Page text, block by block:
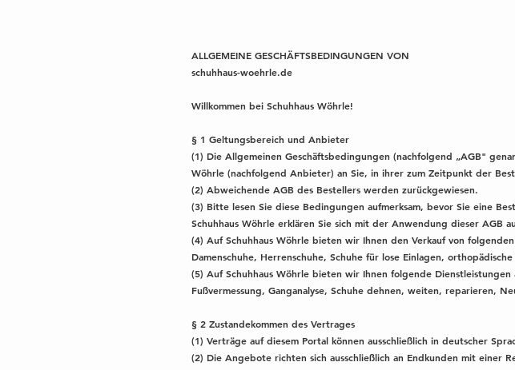
ALLGEMEINE GESCHÄFTSBEDINGUNGEN VON
schuhhaus-woehrle.de
Willkommen bei Schuhhaus Wöhrle!
§ 1 Geltungsbereich und Anbieter
(1) Die Allgemeinen Geschäftsbedingungen (nachfolgend „AGB"
Wöhrle (nachfolgend Anbieter) an Sie, in ihrer zum Zeitpunkt der
(2) Abweichende AGB des Bestellers werden zurückgewiesen.
(3) Bitte lesen Sie diese Bedingungen aufmerksam, bevor Sie eine
Schuhhaus Wöhrle erklären Sie sich mit der Anwendung dieser AGB
(4) Auf Schuhhaus Wöhrle bieten wir Ihnen den Verkauf von
Damenschuhe, Herrenschuhe, Schuhe für lose Einlagen,
(5) Auf Schuhhaus Wöhrle bieten wir Ihnen folgende Dienstleistungen
Fußvermessung, Ganganalyse, Schuhe dehnen, weiten, reparieren,
§ 2 Zustandekommen des Vertrages
(1) Verträge auf diesem Portal können ausschließlich in deutscher
(2) Die Angebote richten sich ausschließlich an Endkunden mit einer